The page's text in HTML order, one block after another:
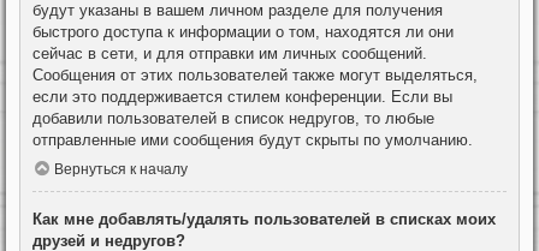
будут указаны в вашем личном разделе для получения
быстрого доступа к информации о том, находятся ли они
сейчас в сети, и для отправки им личных сообщений.
Сообщения от этих пользователей также могут выделяться,
если это поддерживается стилем конференции. Если вы
добавили пользователей в список недругов, то любые
отправленные ими сообщения будут скрыты по умолчанию.
Вернуться к началу
Как мне добавлять/удалять пользователей в списках моих
друзей и недругов?